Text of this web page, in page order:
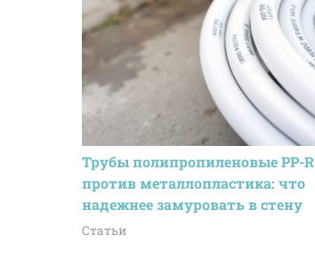
Трубы полипропиленовые PP-R
против металлопластика: что
надежнее замуровать в стену
Статьи